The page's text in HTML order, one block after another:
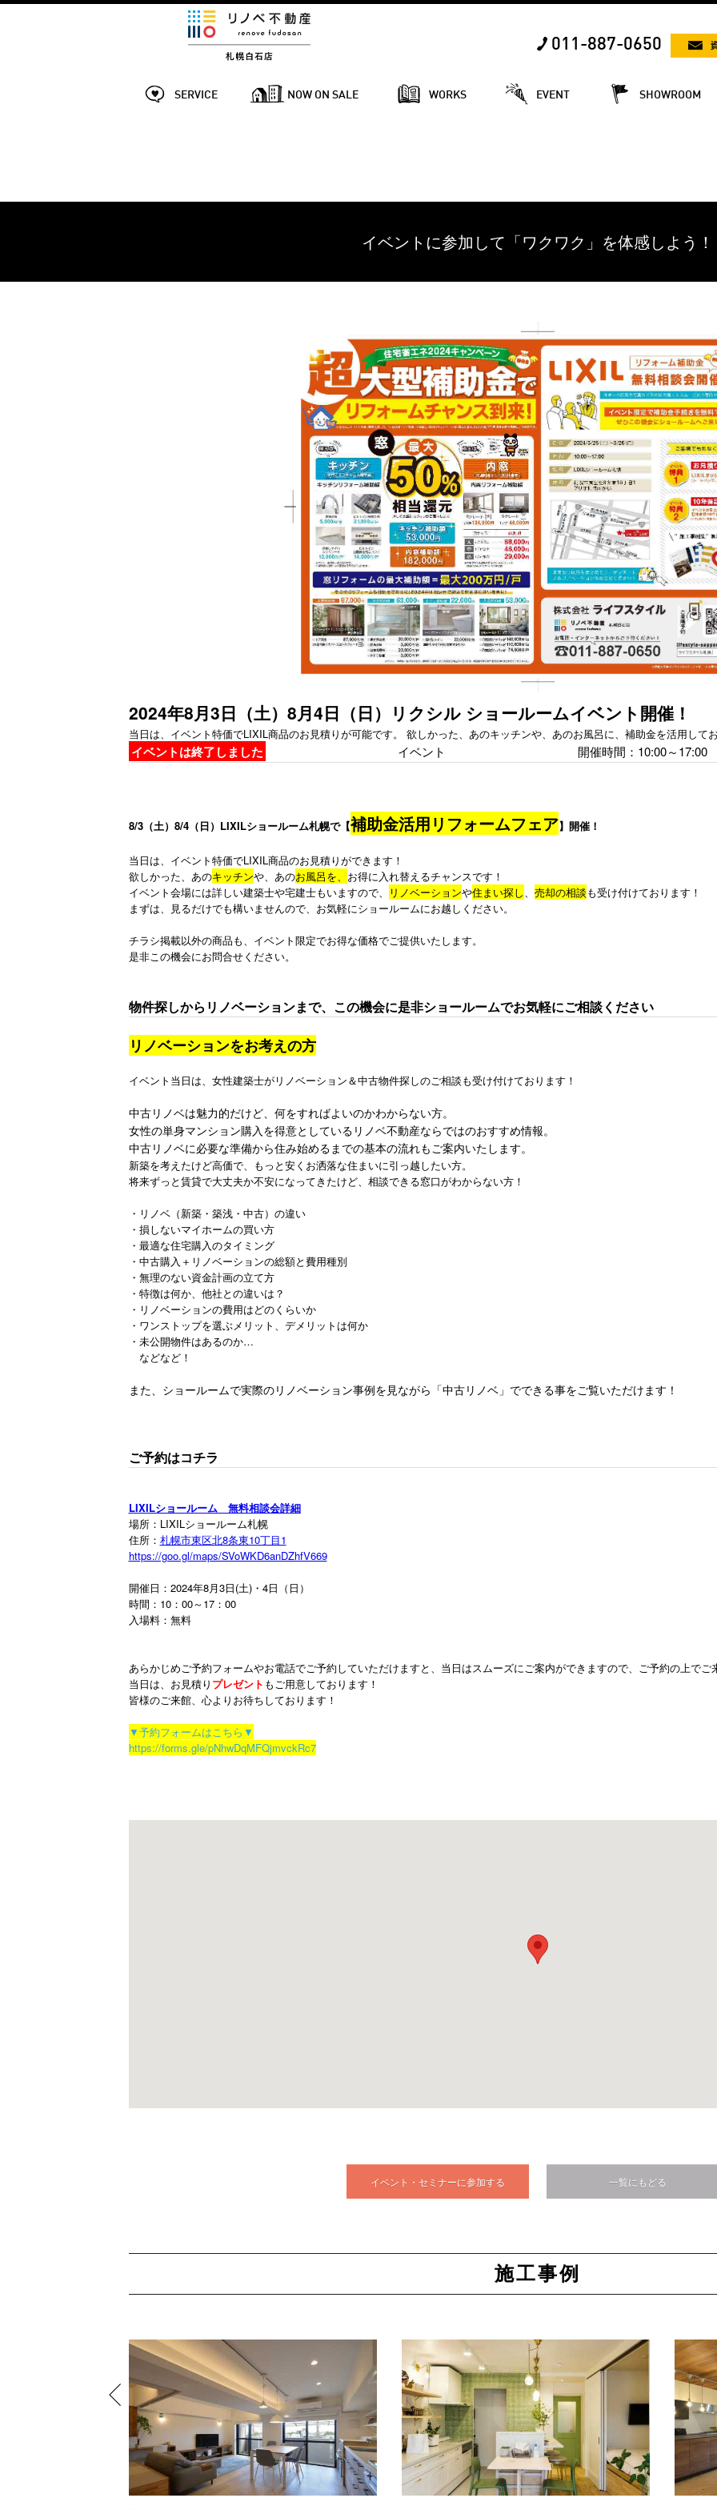
011-887-0650
SERVICE NOW ON SALE WORKS EVENT SHOWROOM
イベントに参加して「ワクワク」を体感しよう！
2024年8月3日（土）8月4日（日）リクシル ショールームイベント開催！
当日は、イベント特価でLIXIL商品のお見積りが可能です。 欲しかった、あのキッチンや、あのお風呂に、補助金を活用して
イベントは終了しました イベント 開催時間：10:00～17:00
8/3（土）8/4（日）LIXILショールーム札幌で【補助金活用リフォームフェア】開催！
当日は、イベント特価でLIXIL商品のお見積りができます！
欲しかった、あのキッチンや、あのお風呂を、 お得に入れ替えるチャンスです！
イベント会場には詳しい建築士や宅建士もいますので、
リノベーションや住まい探し、 売却の相談も受け付けております！
まずは、見るだけでも構いませんので、お気軽にショールームにお越しください。
チラシ掲載以外の商品も、イベント限定でお得な価格でご提供いたします。
是非この機会にお問合せください。
物件探しからリノベーションまで、この機会に是非ショールームでお気軽にご相談ください
リノベーションをお考えの方
イベント当日は、女性建築士がリノベーション＆中古物件探しのご相談も受け付けております！
中古リノベは魅力的だけど、何をすればよいのかわからない方。
女性の単身マンション購入を得意としているリノベ不動産ならではのおすすめ情報。
中古リノベに必要な準備から住み始めるまでの基本の流れもご案内いたします。
新築を考えたけど高価で、もっと安くお洒落な住まいに引っ越したい方。
将来ずっと賃貸で大丈夫か不安になってきたけど、相談できる窓口がわからない方！
・リノベ（新築・築浅・中古）の違い
・損しないマイホームの買い方
・最適な住宅購入のタイミング
・中古購入＋リノベーションの総額と費用種別
・無理のない資金計画の立て方
・特徴は何か、他社との違いは？
・リノベーションの費用はどのくらいか
・ワンストップを選ぶメリット、デメリットは何か
・未公開物件はあるのか…
などなど！
また、ショールームで実際のリノベーション事例を見ながら「中古リノベ」でできる事をご覧いただけます！
ご予約はコチラ
LIXILショールーム 無料相談会詳細
場所：LIXILショールーム札幌
住所： 札幌市東区北8条東10丁目1
https://goo.gl/maps/SVoWKD6anDZhfV669
開催日：2024年8月3日(土)・4日（日）
時間：10：00～17：00
入場料：無料
あらかじめご予約フォームやお電話でご予約していただけますと、当日はスムーズにご案内ができますので、ご予約の上でご
当日は、お見積り プレゼント もご用意しております！
皆様のご来館、心よりお待ちしております！
▼予約フォームはこちら▼
https://forms.gle/pNhwDqMFQjmvckRc7
イベント・セミナーに参加する 一覧にもどる
施工事例